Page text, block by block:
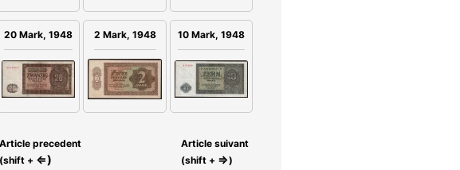
20 Mark, 1948 2 Mark, 1948 10 Mark, 1948
Article precedent
(shift + ⇐)
Article suivant
(shift + ⇒)